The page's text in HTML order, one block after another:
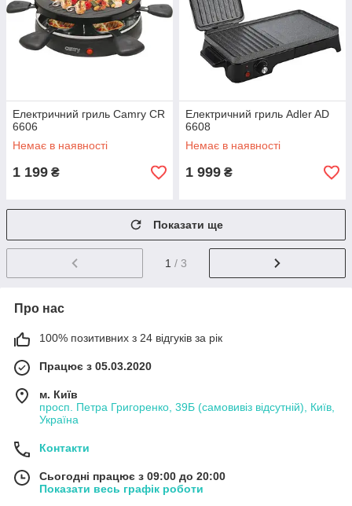
Електричний гриль Camry CR
6606
Немає в наявності
1 199 ₴
Електричний гриль Adler AD
6608
Немає в наявності
1 999 ₴
Показати ще
1 / 3
Про нас
100% позитивних з 24 відгуків за рік
Працює з 05.03.2020
м. Київ
просп. Петра Григоренко, 39Б (самовивіз відсутній), Київ,
Україна
Контакти
Сьогодні працює з 09:00 до 20:00
Показати весь графік роботи